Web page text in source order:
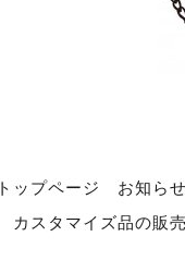
トップページ
お知ら
カスタマイズ品の販